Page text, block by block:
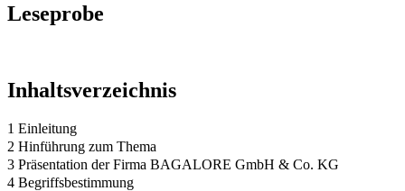
Leseprobe
Inhaltsverzeichnis
1 Einleitung
2 Hinführung zum Thema
3 Präsentation der Firma BAGALORE GmbH & Co. KG
4 Begriffsbestimmung